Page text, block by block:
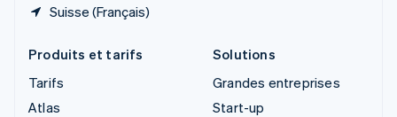
Suisse (Français)
Produits et tarifs
Tarifs
Atlas
Solutions
Grandes entreprises
Start-up